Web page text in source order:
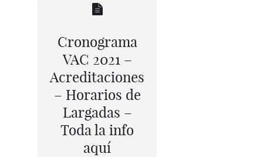
Cronograma
VAC 2021 –
Acreditaciones
– Horarios de
Largadas –
Toda la info
aquí